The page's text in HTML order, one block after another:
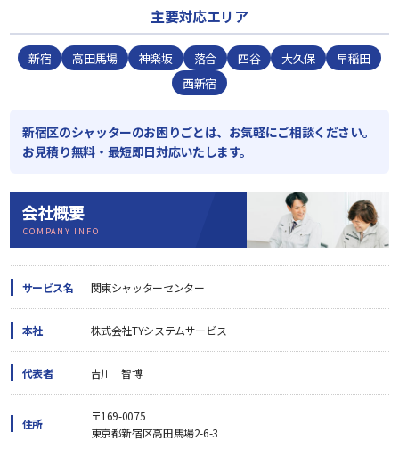
主要対応エリア
新宿 高田馬場 神楽坂 落合 四谷 大久保
早稲田
西新宿
新宿区のシャッターのお困りごとは、お気軽にご相談ください。
お見積り無料・最短即日対応いたします。
会社概要
COMPANY INFO
サービス名 関東シャッターセンター
本社 株式会社TYシステムサービス
代表者 吉川 智博
住所
〒169-0075
東京都新宿区高田馬場2-6-3